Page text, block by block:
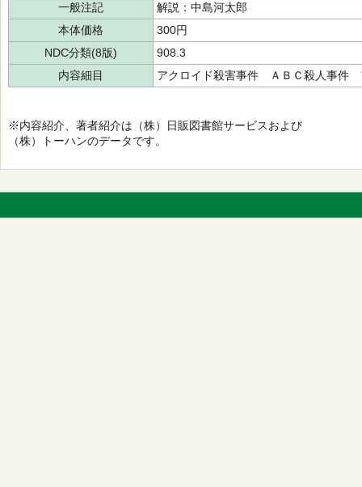
一般注記
解説：中島河太郎
本体価格
300円
NDC分類(8版)
908.3
内容細目
アクロイド殺害事件 ＡＢＣ殺人事件
※内容紹介、著者紹介は（株）日販図書館サービスおよび
（株）トーハンのデータです。